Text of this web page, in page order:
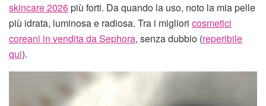
skincare 2026più forti. Da quando la uso, noto la mia pelle
più idrata, luminosa e radiosa. Tra i migliori cosmetici
coreani in vendita da Sephora, senza dubbio (reperibile
qui).